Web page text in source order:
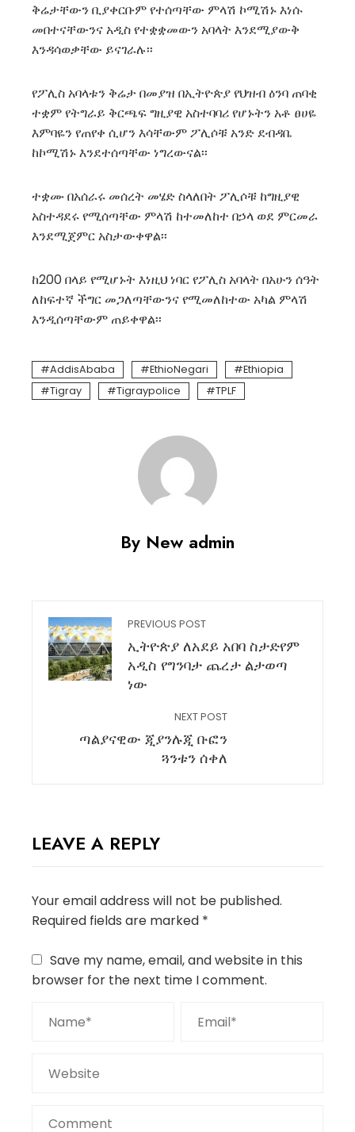
ቅሬታቸውን ቢያቀርቡም የተሰጣቸው ምላሽ ኮሚሽኑ እነሱ
መበተናቸውንና አዲስ የተቋቋመውን አባላት እንደሚያውቅ
እንዳሳወቃቸው ይናገራሉ፡፡
የፖሊስ አባላቱን ቅሬታ በመያዝ በኢትዮጵያ የህዝብ ዕንባ ጠባቂ
ተቋም የትግራይ ቅርጫፍ ግዚያዊ አስተባባሪ የሆኑትን አቶ ፀሀዬ
እምባዬን የጠየቀ ሲሆን እሳቸውም ፖሊሶቹ አንድ ደብዳቤ
ከኮሚሽኑ እንደተሰጣቸው ነግረውናል፡፡
ተቋሙ በአሰራሩ መሰረት መሄድ ስላለበት ፖሊሶቹ ከግዚያዊ
አስተዳደሩ የሚሰጣቸው ምላሽ ከተመለከተ በኃላ ወደ ምርመራ
እንደሚጀምር አስታውቀዋል፡፡
ከ200 በላይ የሚሆኑት እነዚህ ነባር የፖሊስ አባላት በአሁን ሰዓት
ለከፍተኛ ችግር መጋለጣቸውንና የሚመለከተው አካል ምላሽ
እንዲሰጣቸውም ጠይቀዋል፡፡
AddisAbaba EthioNegari
Ethiopia
Tigray
Tigraypolice TPLF
By New admin
PREVIOUS POST
ኢትዮጵያ ለአደይ አበባ ስታድየም
አዲስ የግንባታ ጨረታ ልታወጣ
ነው
NEXT POST
ጣልያናዊው ጂያንሉጂ ቡፎን
ጓንቱን ሰቀለ
LEAVE A REPLY
Your email address will not be published.
Required fields are marked *
Save my name, email, and website in this
browser for the next time I comment.